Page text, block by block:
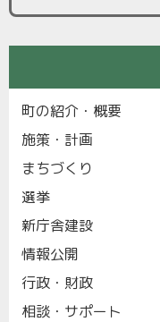
町の紹介・概要
施策・計画
まちづくり
選挙
新庁舎建設
情報公開
行政・財政
相談・サポート